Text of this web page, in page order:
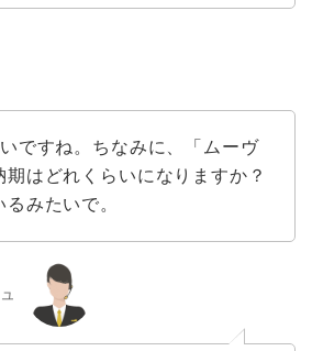
ですね。ちなみに、「ムーヴ
期はどれくらいになりますか？
みたいで。